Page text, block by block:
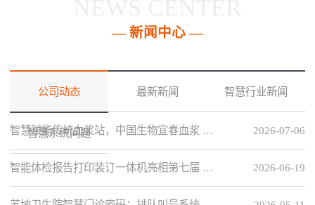
— 新闻中心 —
公司动态 最新新闻 智慧行业新闻
智慧系统问题 2026-07-06
智慧赋能传统血浆站，中国生物宜春血浆 …
2026-06-19
智能体检报告打印装订一体机亮相第七届 …